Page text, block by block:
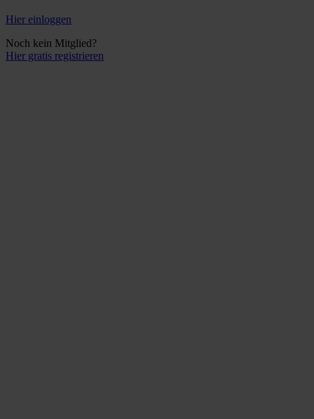
Hier einloggen
Noch kein Mitglied?
Hier gratis registrieren